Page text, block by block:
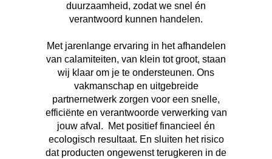
duurzaamheid, zodat we snel én
verantwoord kunnen handelen.
Met jarenlange ervaring in het afhandelen
van calamiteiten, van klein tot groot, staan
wij klaar om je te ondersteunen. Ons
vakmanschap en uitgebreide
partnernetwerk zorgen voor een snelle,
efficiënte en verantwoorde verwerking van
jouw afval. Met positief financieel én
ecologisch resultaat. En sluiten het risico
dat producten ongewenst terugkeren in de